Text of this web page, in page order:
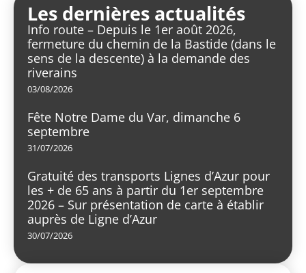
Les dernières actualités
Info route – Depuis le 1er août 2026,
fermeture du chemin de la Bastide (dans le
sens de la descente) à la demande des
riverains
03/08/2026
Fête Notre Dame du Var, dimanche 6
septembre
31/07/2026
Gratuité des transports Lignes d’Azur pour
les + de 65 ans à partir du 1er septembre
2026 – Sur présentation de carte à établir
auprès de Ligne d’Azur
30/07/2026